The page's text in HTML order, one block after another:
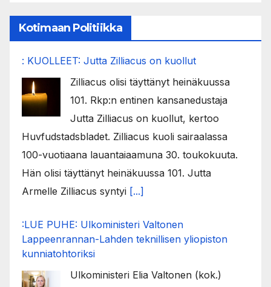
Kotimaan Politiikka
: KUOLLEET: Jutta Zilliacus on kuollut
Zilliacus olisi täyttänyt heinäkuussa
101. Rkp:n entinen kansanedustaja
Jutta Zilliacus on kuollut, kertoo
Huvfudstadsbladet. Zilliacus kuoli sairaalassa
100-vuotiaana lauantaiaamuna 30. toukokuuta.
Hän olisi täyttänyt heinäkuussa 101. Jutta
Armelle Zilliacus syntyi [...]
:LUE PUHE: Ulkoministeri Valtonen
Lappeenrannan-Lahden teknillisen yliopiston
kunniatohtoriksi
Ulkoministeri Elia Valtonen (kok.)